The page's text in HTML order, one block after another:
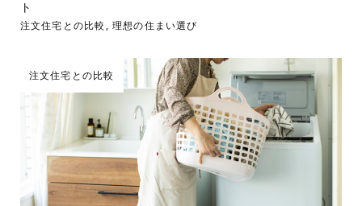
ト
注文住宅との比較 , 理想の住まい選び
注文住宅との比較